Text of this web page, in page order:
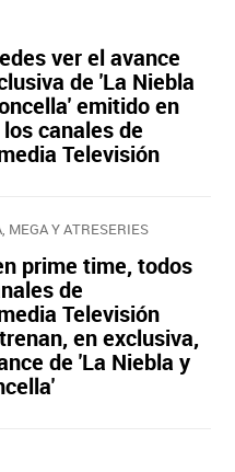
ver el avance
de 'La Niebla
emitido en
canales de
Televisión
MEGA Y ATRESERIES
prime time, todos
de
Televisión
en exclusiva,
de 'La Niebla y